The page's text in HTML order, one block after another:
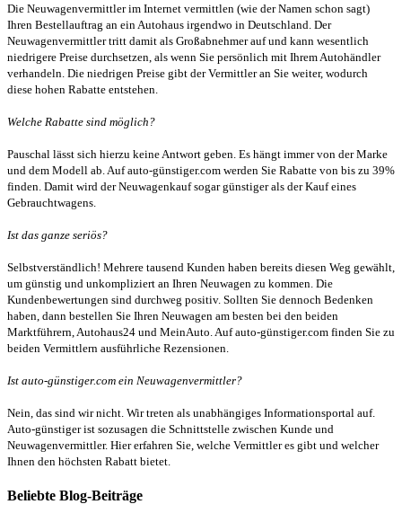
Die Neuwagenvermittler im Internet vermittlen (wie der Namen schon sagt)
Ihren Bestellauftrag an ein Autohaus irgendwo in Deutschland. Der
Neuwagenvermittler tritt damit als Großabnehmer auf und kann wesentlich
niedrigere Preise durchsetzen, als wenn Sie persönlich mit Ihrem Autohändler
verhandeln. Die niedrigen Preise gibt der Vermittler an Sie weiter, wodurch
diese hohen Rabatte entstehen.
Welche Rabatte sind möglich?
Pauschal lässt sich hierzu keine Antwort geben. Es hängt immer von der Marke
und dem Modell ab. Auf auto-günstiger.com werden Sie Rabatte von bis zu 39%
finden. Damit wird der Neuwagenkauf sogar günstiger als der Kauf eines
Gebrauchtwagens.
Ist das ganze seriös?
Selbstverständlich! Mehrere tausend Kunden haben bereits diesen Weg gewählt,
um günstig und unkompliziert an Ihren Neuwagen zu kommen. Die
Kundenbewertungen sind durchweg positiv. Sollten Sie dennoch Bedenken
haben, dann bestellen Sie Ihren Neuwagen am besten bei den beiden
Marktführern, Autohaus24 und MeinAuto. Auf auto-günstiger.com finden Sie zu
beiden Vermittlern ausführliche Rezensionen.
Ist auto-günstiger.com ein Neuwagenvermittler?
Nein, das sind wir nicht. Wir treten als unabhängiges Informationsportal auf.
Auto-günstiger ist sozusagen die Schnittstelle zwischen Kunde und
Neuwagenvermittler. Hier erfahren Sie, welche Vermittler es gibt und welcher
Ihnen den höchsten Rabatt bietet.
Beliebte Blog-Beiträge